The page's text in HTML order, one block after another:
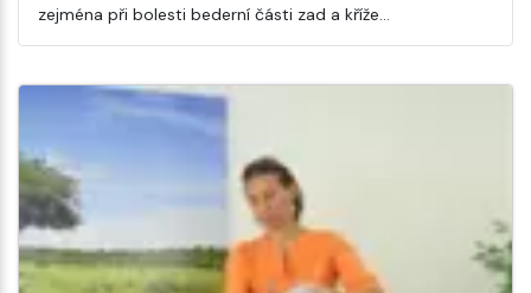
zejména při bolesti bederní části zad a kříže…